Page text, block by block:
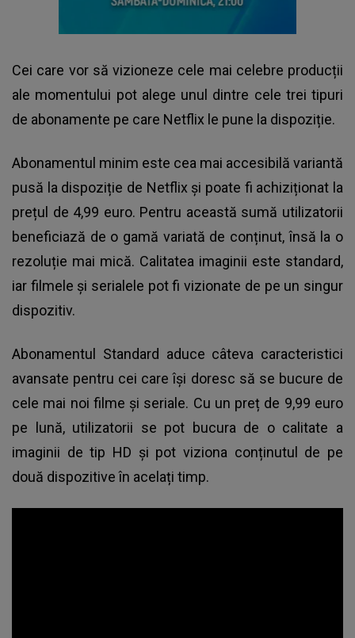
Cei care vor să vizioneze cele mai celebre producții
ale momentului pot alege unul dintre cele trei tipuri
de abonamente pe care Netflix le pune la dispoziție.
Abonamentul minim este cea mai accesibilă variantă
pusă la dispoziție de Netflix și poate fi achiziționat la
prețul de 4,99 euro. Pentru această sumă utilizatorii
beneficiază de o gamă variată de conținut, însă la o
rezoluție mai mică. Calitatea imaginii este standard,
iar filmele și serialele pot fi vizionate de pe un singur
dispozitiv.
Abonamentul Standard aduce câteva caracteristici
avansate pentru cei care își doresc să se bucure de
cele mai noi filme și seriale. Cu un preț de 9,99 euro
pe lună, utilizatorii se pot bucura de o calitate a
imaginii de tip HD și pot viziona conținutul de pe
două dispozitive în acelați timp.